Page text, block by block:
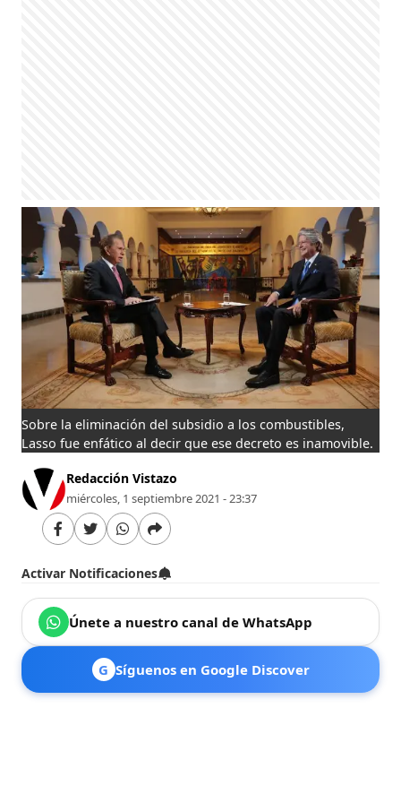
Sobre la eliminación del subsidio a los combustibles,
Lasso fue enfático al decir que ese decreto es inamovible.
Redacción Vistazo
miércoles, 1 septiembre 2021 - 23:37
Activar Notificaciones
Únete a nuestro canal de WhatsApp
G Síguenos en Google Discover